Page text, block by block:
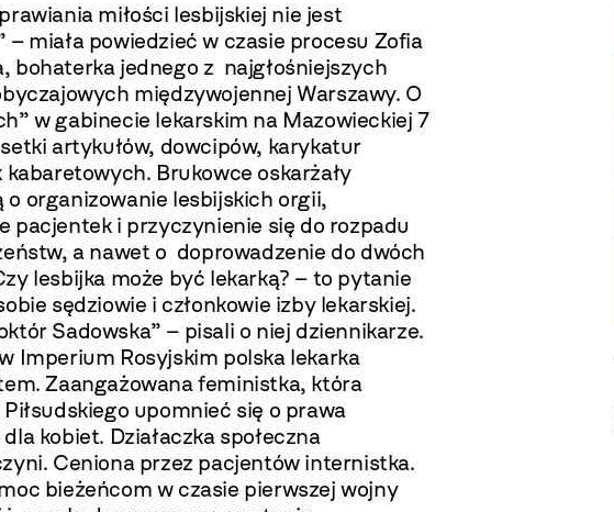
miłości lesbijskiej nie jest
– miała powiedzieć w czasie procesu Zofia
bohaterka jednego z najgłośniejszych
międzywojennej Warszawy. O
w gabinecie lekarskim na Mazowieckiej 7
artykułów, dowcipów, karykatur
kabaretowych. Brukowce oskarżały
o organizowanie lesbijskich orgii,
pacjentek i przyczynienie się do rozpadu
a nawet o doprowadzenie do dwóch
lesbijka może być lekarką? – to pytanie
sędziowie i członkowie izby lekarskiej.
Sadowska” – pisali o niej dziennikarze.
Imperium Rosyjskim polska lekarka
Zaangażowana feministka, która
Piłsudskiego upomnieć się o prawa
kobiet. Działaczka społeczna
Ceniona przez pacjentów internistka.
bieżeńcom w czasie pierwszej wojny